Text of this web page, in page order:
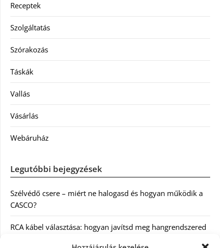
Receptek
Szolgáltatás
Szórakozás
Táskák
Vallás
Vásárlás
Webáruház
Legutóbbi bejegyzések
Szélvédő csere – miért ne halogasd és hogyan működik a
CASCO?
RCA kábel választása: hogyan javítsd meg hangrendszered